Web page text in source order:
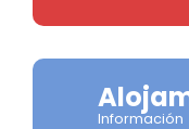
Información